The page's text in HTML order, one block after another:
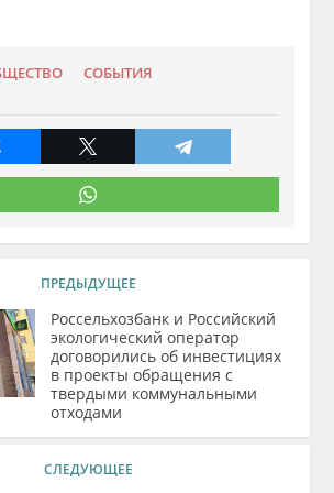
СОБЫТИЯ
ПРЕДЫДУЩЕЕ
Россельхозбанк и Российский
экологический оператор
договорились об инвестициях
в проекты обращения с
твердыми коммунальными
отходами
СЛЕДУЮЩЕЕ